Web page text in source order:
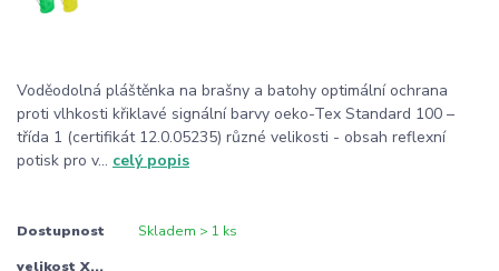
Voděodolná pláštěnka na brašny a batohy optimální ochrana
proti vlhkosti křiklavé signální barvy oeko-Tex Standard 100 –
třída 1 (certifikát 12.0.05235) různé velikosti - obsah reflexní
potisk pro v... celý popis
Dostupnost Skladem > 1 ks
velikost X...